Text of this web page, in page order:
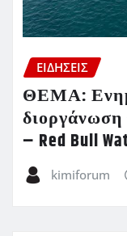
ΕΙΔΗΣΕΙΣ
ΘΕΜΑ:
– Red Bull
kimiforum